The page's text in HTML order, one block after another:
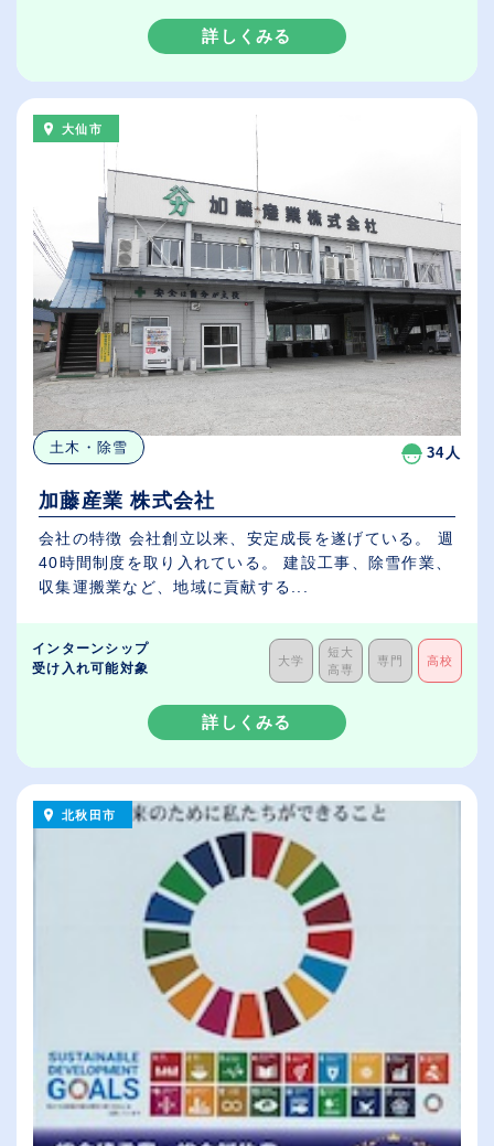
詳しくみる
大仙市
土木・除雪 34人
加藤産業 株式会社
会社の特徴 会社創立以来、安定成長を遂げている。 週
40時間制度を取り入れている。 建設工事、除雪作業、
収集運搬業など、地域に貢献する...
インターンシップ
受け入れ可能対象
大学
短大
高専
専門 高校
詳しくみる
北秋田市